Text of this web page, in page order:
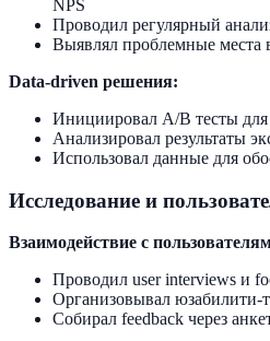
NPS
Проводил регулярный
Выявлял проблемные места
Data-driven решения:
Инициировал A/B тесты для
Анализировал результаты
Использовал данные для
Исследование и
Взаимодействие с
Проводил user interviews и
Организовывал юзабилити-
Собирал feedback через